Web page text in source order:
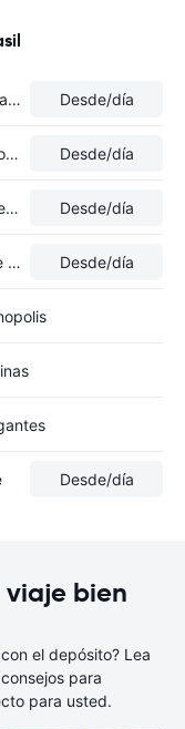
Alquiler de coches Aeropuerto de São Paulo-Guarulhos Desde/día
Alquiler de coches Aeropuerto Internacional de Natal-Augusto Severo Desde/día
Alquiler de coches Aeropuerto de Fortaleza Desde/día
Alquiler de coches Aeropuerto de Río De Janeiro Desde/día
Desde/día
viaje bien
el depósito? Lea
para
para usted.